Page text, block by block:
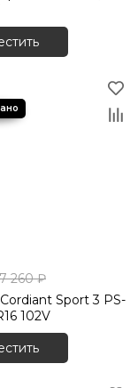
7 260 ₽
Sport 3 PS-
102V